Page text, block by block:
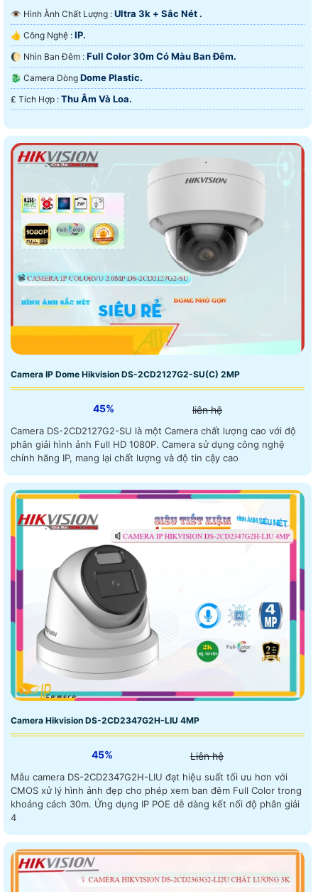
👁 Hình Ành Chất Lượng : Ultra 3k + Sắc Nét .
👍 Công Nghệ : IP.
🌔 Nhìn Ban Đêm : Full Color 30m Có Màu Ban Ðêm.
🐉️ Camera Dòng Dome Plastic.
️₤ Tích Hợp : Thu Âm Và Loa.
Camera IP Dome Hikvision DS-2CD2127G2-SU(C) 2MP
45% liên hệ
Camera DS-2CD2127G2-SU là một Camera chất lượng cao với độ
phân giải hình ảnh Full HD 1080P. Camera sử dụng công nghệ
chính hãng IP, mang lại chất lượng và độ tin cậy cao
Camera Hikvision DS-2CD2347G2H-LIU 4MP
45% Liên hệ
Mẫu camera DS-2CD2347G2H-LIU đạt hiệu suất tối ưu hơn với
CMOS xử lý hình ảnh đẹp cho phép xem ban đêm Full Color trong
khoảng cách 30m. Ứng dụng IP POE dễ dàng kết nối độ phân giải
4